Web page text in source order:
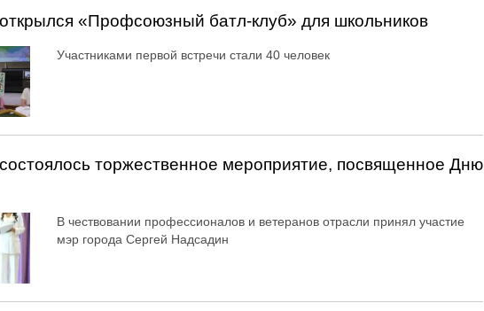
«Профсоюзный батл-клуб» для школьников
Участниками первой встречи стали 40 человек
торжественное мероприятие, посвященное Дню
В чествовании профессионалов и ветеранов отрасли принял участие
мэр города Сергей Надсадин